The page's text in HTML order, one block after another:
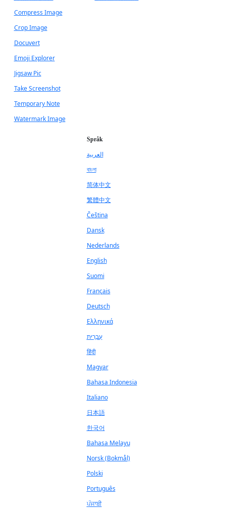
Compress Image
Crop Image
Docuvert
Emoji Explorer
Jigsaw Pic
Take Screenshot
Temporary Note
Watermark Image
Språk
العربية
বাংলা
简体中文
繁體中文
Čeština
Dansk
Nederlands
English
Suomi
Français
Deutsch
Ελληνικά
עִבְרִית
हिंदी
Magyar
Bahasa Indonesia
Italiano
日本語
한국어
Bahasa Melayu
Norsk (Bokmål)
Polski
Português
ਪੰਜਾਬੀ